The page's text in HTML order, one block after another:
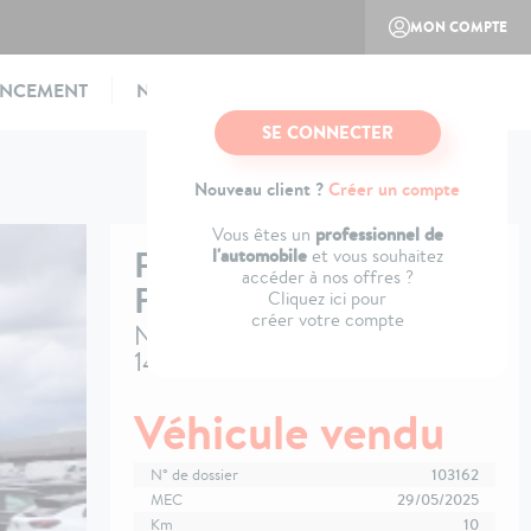
MON COMPTE
SE CONNECTER
Nouveau client ?Créer un compte
Vous êtes un professionnel de
l'automobileet vous souhaitez
accéder à nos offres ?
Cliquez ici pour
créer votre compte
NOTRE CONCEPT
PEUGEOTBOXER
FOURGON
Nouveau FGN TOLE 3.3 T L2H2
140 S&S BVM6
Véhicule vendu
N° de dossier
103162
MEC
29/05/2025
Km
10